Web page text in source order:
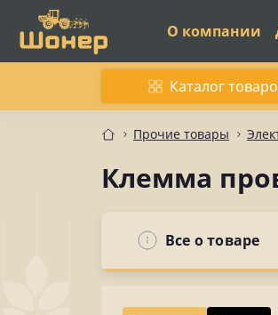
О компании
Каталог
Прочие товары
Клемма
Все о товаре